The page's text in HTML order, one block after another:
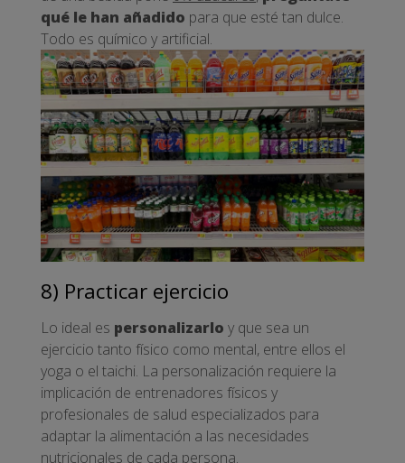
qué le han añadido para que esté tan dulce.
Todo es químico y artificial.
8) Practicar ejercicio
Lo ideal es personalizarlo y que sea un
ejercicio tanto físico como mental, entre ellos el
yoga o el taichi. La personalización requiere la
implicación de entrenadores físicos y
profesionales de salud especializados para
adaptar la alimentación a las necesidades
nutricionales de cada persona.